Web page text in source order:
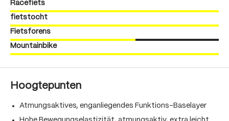
Racefiets
fietstocht
Fietsforens
Mountainbike
Hoogtepunten
Atmungsaktives, enganliegendes Funktions-Baselayer